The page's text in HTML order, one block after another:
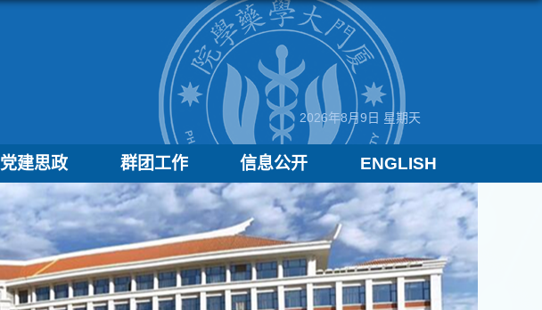
2026年8月9日 星期天
党建思政 群团工作 信息公开 ENGLISH